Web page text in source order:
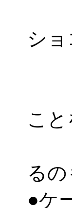
フ
ショ
な
初
こ
中
るの
●ケ